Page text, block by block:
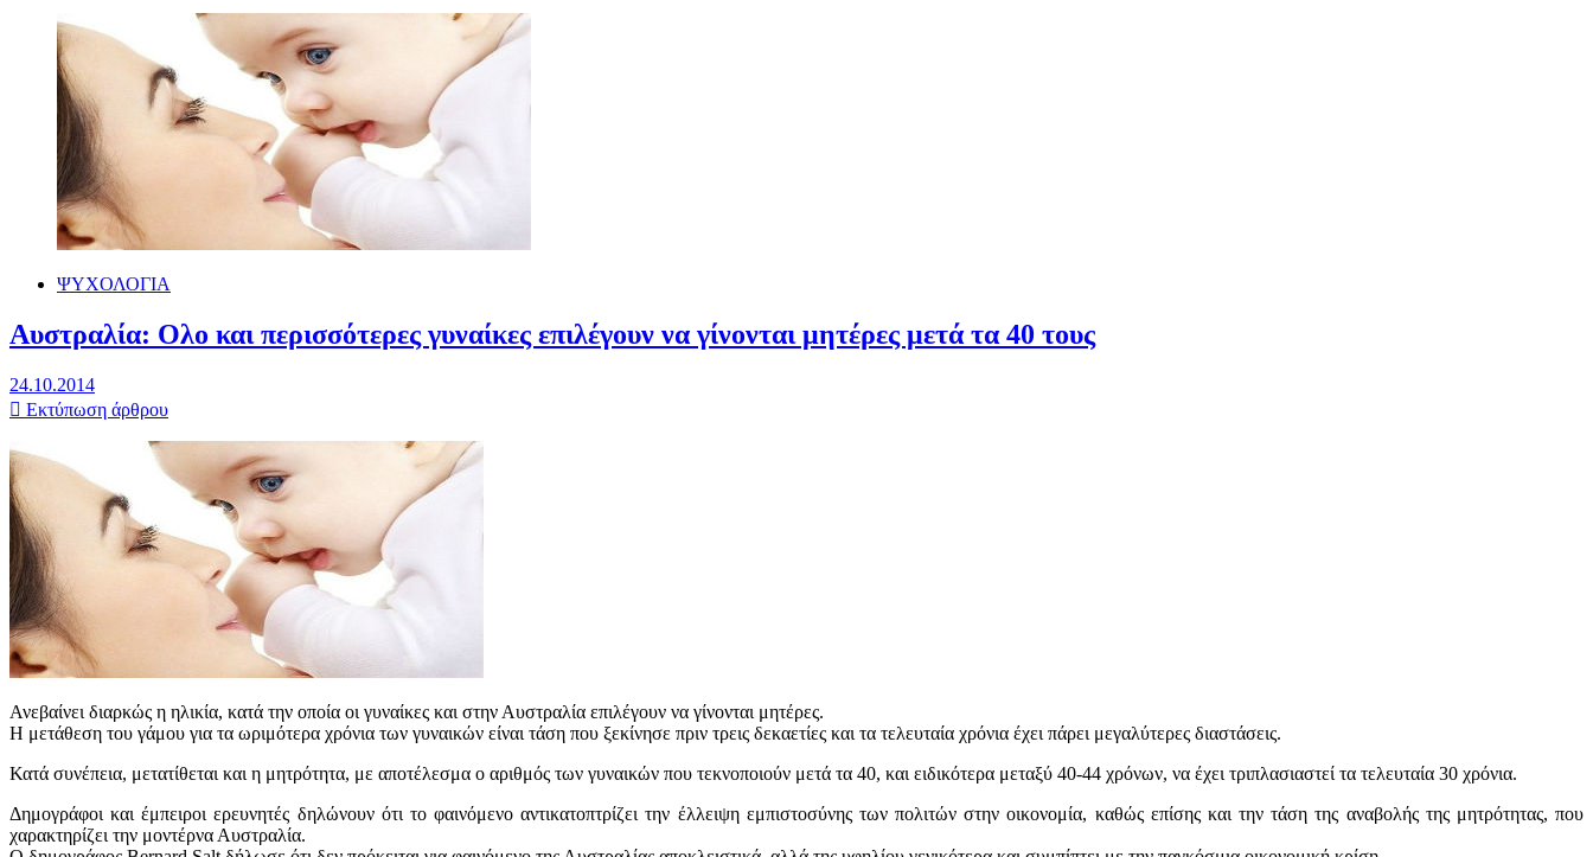
ΨΥΧΟΛΟΓΙΑ
Αυστραλία: Ολο και περισσότερες γυναίκες επιλέγουν να γίνονται μητέρες μετά τα 40 τους
24.10.2014
Εκτύπωση άρθρου
Ανεβαίνει διαρκώς η ηλικία, κατά την οποία οι γυναίκες και στην Αυστραλία επιλέγουν να γίνονται μητέρες.
Η μετάθεση του γάμου για τα ωριμότερα χρόνια των γυναικών είναι τάση που ξεκίνησε πριν τρεις δεκαετίες και τα τελευταία χρόνια έχει πάρει μεγαλύτερες διαστάσεις.
Κατά συνέπεια, μετατίθεται και η μητρότητα, με αποτέλεσμα ο αριθμός των γυναικών που τεκνοποιούν μετά τα 40, και ειδικότερα μεταξύ 40-44 χρόνων, να έχει τριπλασιαστεί τα τελευταία 30 χρόνια.
Δημογράφοι και έμπειροι ερευνητές δηλώνουν ότι το φαινόμενο αντικατοπτρίζει την έλλειψη εμπιστοσύνης των πολιτών στην οικονομία, καθώς επίσης και την τάση της αναβολής της μητρότητας, που
χαρακτηρίζει την μοντέρνα Αυστραλία.